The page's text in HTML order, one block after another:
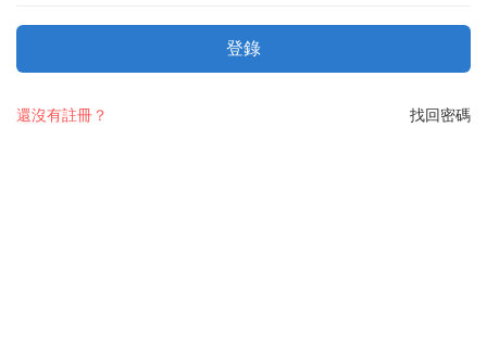
登錄
找回密碼
還沒有註冊？